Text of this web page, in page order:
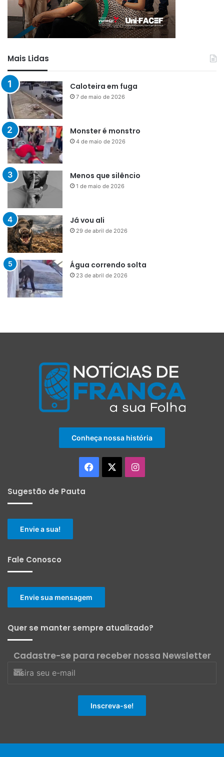
Mais Lidas
Caloteira em fuga
7 de maio de 2026
Monster é monstro
4 de maio de 2026
Menos que silêncio
1 de maio de 2026
Já vou ali
29 de abril de 2026
Água correndo solta
23 de abril de 2026
Conheça nossa história
Facebook Instagram
Sugestão de Pauta
Envie a sua!
Fale Conosco
Envie sua mensagem
Quer se manter sempre atualizado?
Cadastre-se para receber nossa Newsletter